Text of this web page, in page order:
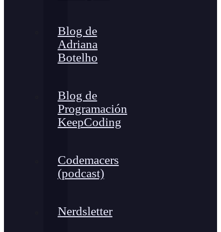
Blog de
Adriana
Botelho
Blog de
Programación
KeepCoding
Codemacers
(podcast)
Nerdsletter